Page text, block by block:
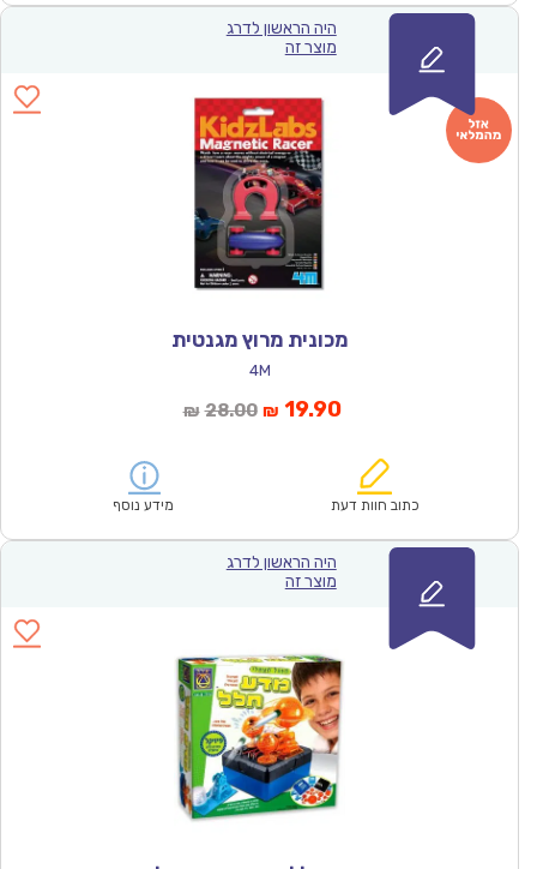
היה הראשון לדרג
מוצר זה
מכונית מרוץ מגנטית
4M
₪ 28.00המחיר
₪28.00.
₪ 19.90המחיר
הוא:
₪19.90.כתוב חוות דעת מידע נוסף
היה הראשון לדרג
מוצר זה